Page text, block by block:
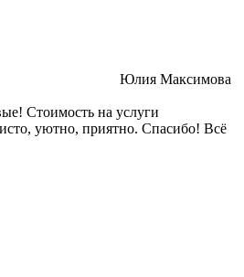
Юлия Максимова
Стоимость на услуги
уютно, приятно. Спасибо! Всё